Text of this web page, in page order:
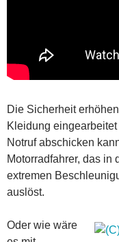
Die Sicherheit
Kleidung
Notruf abschicken
Motorradfahrer, das in
extremen
auslöst.
Oder wie wäre